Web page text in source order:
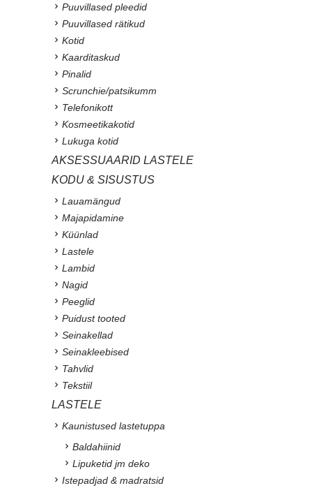
Puuvillased pleedid
Puuvillased rätikud
Kotid
Kaarditaskud
Pinalid
Scrunchie/patsikumm
Telefonikott
Kosmeetikakotid
Lukuga kotid
AKSESSUAARID LASTELE
KODU & SISUSTUS
Lauamängud
Majapidamine
Küünlad
Lastele
Lambid
Nagid
Peeglid
Puidust tooted
Seinakellad
Seinakleebised
Tahvlid
Tekstiil
LASTELE
Kaunistused lastetuppa
Baldahiinid
Lipuketid jm deko
Istepadjad & madratsid